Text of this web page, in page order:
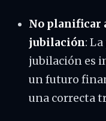
No planificar
jubilación:
jubilación es
un futuro
una correcta